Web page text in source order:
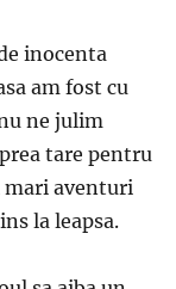
inocenta
am fost cu
ne julim
tare pentru
mari aventuri
la leapsa.